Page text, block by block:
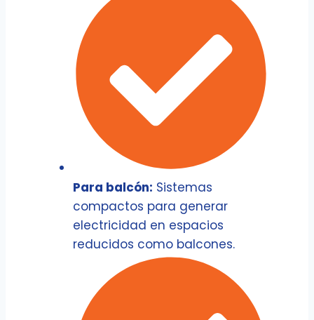
Para balcón: Sistemas
compactos para generar
electricidad en espacios
reducidos como balcones.